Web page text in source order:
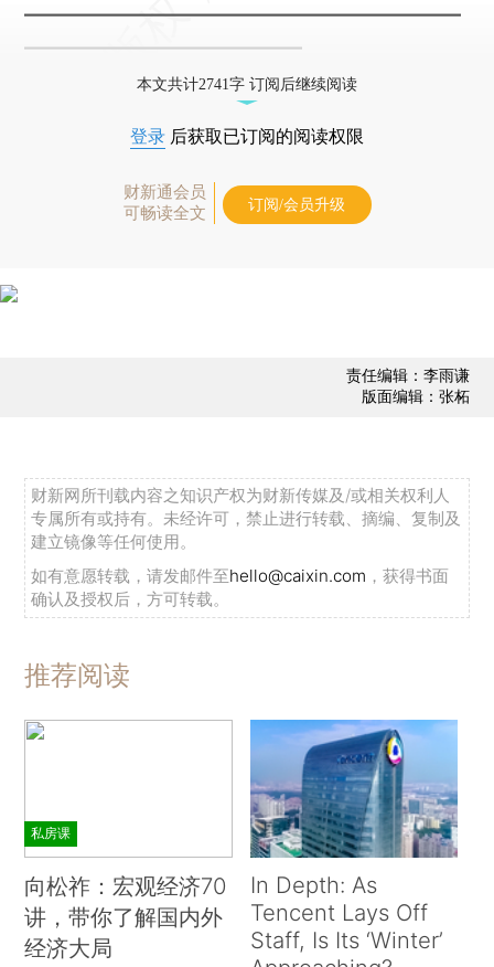
——————————————————————
——————————————
本文共计2741字 订阅后继续阅读
登录 后获取已订阅的阅读权限
财新通会员
可畅读全文
订阅/会员升级
责任编辑：李雨谦
版面编辑：张柘
财新网所刊载内容之知识产权为财新传媒及/或相关权利人
专属所有或持有。未经许可，禁止进行转载、摘编、复制及
建立镜像等任何使用。
如有意愿转载，请发邮件至hello@caixin.com ，获得书面
确认及授权后，方可转载。
推荐阅读
私房课
向松祚：宏观经济70
讲，带你了解国内外
经济大局
In Depth: As
Tencent Lays Off
Staff, Is Its ‘Winter’